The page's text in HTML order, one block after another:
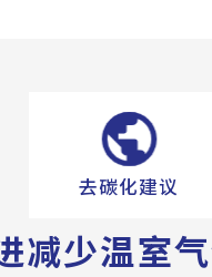
去碳化建议
减少温室